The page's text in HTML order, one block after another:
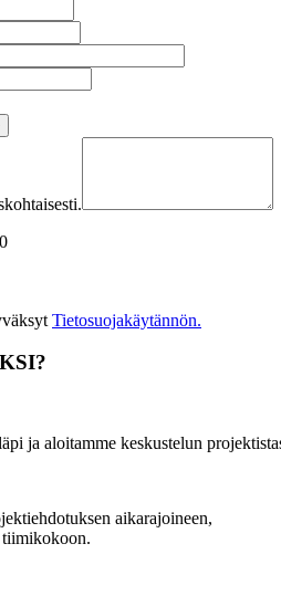
Tietosuojakäytännön.
ja aloitamme keskustelun
aikarajoineen,
tiimikokoon.